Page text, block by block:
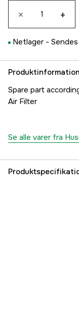
× +
Netlager -
Produktinformation
Spare part
Air Filter
Se alle varer fra